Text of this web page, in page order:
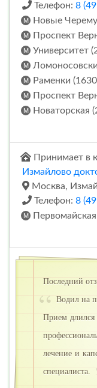
Телефон: 8
Новые
Проспект
Университет
Раменки
Проспект
Новаторская
Принимает в
Измайлово
Москва,
Телефон: 8
Последний
Водил на
Прием длился
лечение и
специалиста.